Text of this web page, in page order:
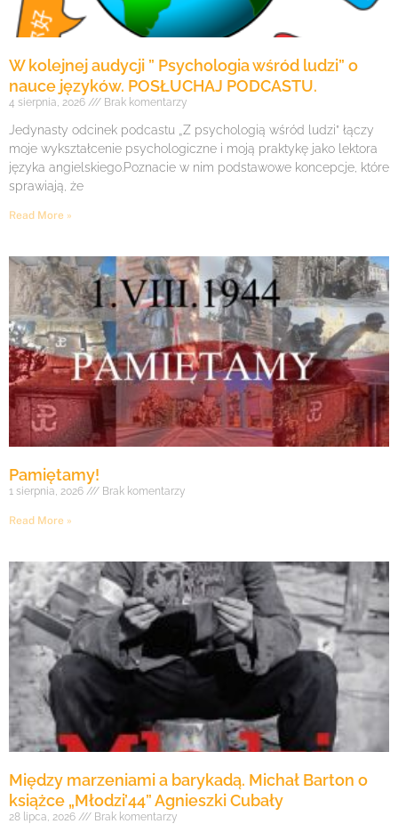
W kolejnej audycji ” Psychologia wśród ludzi” o
nauce języków. POSŁUCHAJ PODCASTU.
4 sierpnia, 2026 Brak komentarzy
Jedynasty odcinek podcastu „Z psychologią wśród ludzi” łączy
moje wykształcenie psychologiczne i moją praktykę jako lektora
języka angielskiego.Poznacie w nim podstawowe koncepcje, które
sprawiają, że
Read More »
Pamiętamy!
1 sierpnia, 2026 Brak komentarzy
Read More »
Między marzeniami a barykadą. Michał Barton o
książce „Młodzi’44” Agnieszki Cubały
28 lipca, 2026 Brak komentarzy